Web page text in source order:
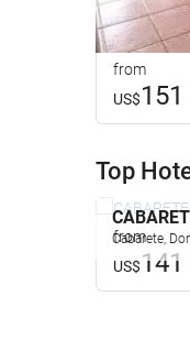
from
US$151
Top
Cabarete,
from
US$141